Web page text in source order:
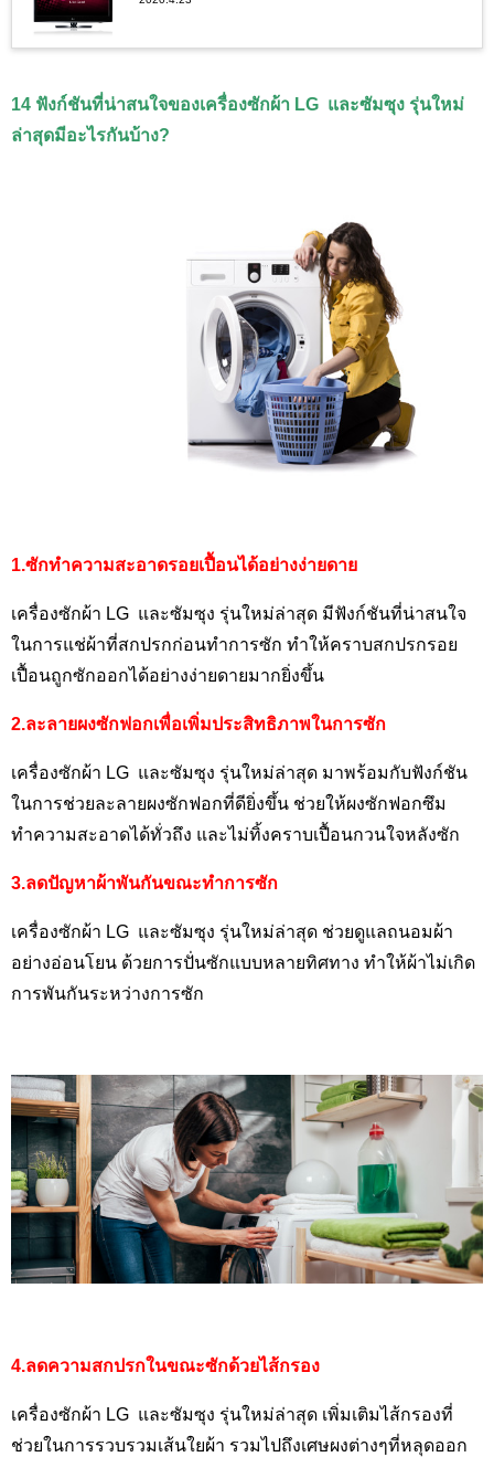
14 ฟังก์ชันที่น่าสนใจของเครื่องซักผ้า LG และซัมซุง รุ่นใหม่
ล่าสุดมีอะไรกันบ้าง?
1.ซักทำความสะอาดรอยเปื้อนได้อย่างง่ายดาย
เครื่องซักผ้า LG และซัมซุง รุ่นใหม่ล่าสุด มีฟังก์ชันที่น่าสนใจ
ในการแช่ผ้าที่สกปรกก่อนทำการซัก ทำให้คราบสกปรกรอย
เปื้อนถูกซักออกได้อย่างง่ายดายมากยิ่งขึ้น
2.ละลายผงซักฟอกเพื่อเพิ่มประสิทธิภาพในการซัก
เครื่องซักผ้า LG และซัมซุง รุ่นใหม่ล่าสุด มาพร้อมกับฟังก์ชัน
ในการช่วยละลายผงซักฟอกที่ดียิ่งขึ้น ช่วยให้ผงซักฟอกซึม
ทำความสะอาดได้ทั่วถึง และไม่ทิ้งคราบเปื้อนกวนใจหลังซัก
3.ลดปัญหาผ้าพันกันขณะทำการซัก
เครื่องซักผ้า LG และซัมซุง รุ่นใหม่ล่าสุด ช่วยดูแลถนอมผ้า
อย่างอ่อนโยน ด้วยการปั่นซักแบบหลายทิศทาง ทำให้ผ้าไม่เกิด
การพันกันระหว่างการซัก
4.ลดความสกปรกในขณะซักด้วยไส้กรอง
เครื่องซักผ้า LG และซัมซุง รุ่นใหม่ล่าสุด เพิ่มเติมไส้กรองที่
ช่วยในการรวบรวมเส้นใยผ้า รวมไปถึงเศษผงต่างๆที่หลุดออก